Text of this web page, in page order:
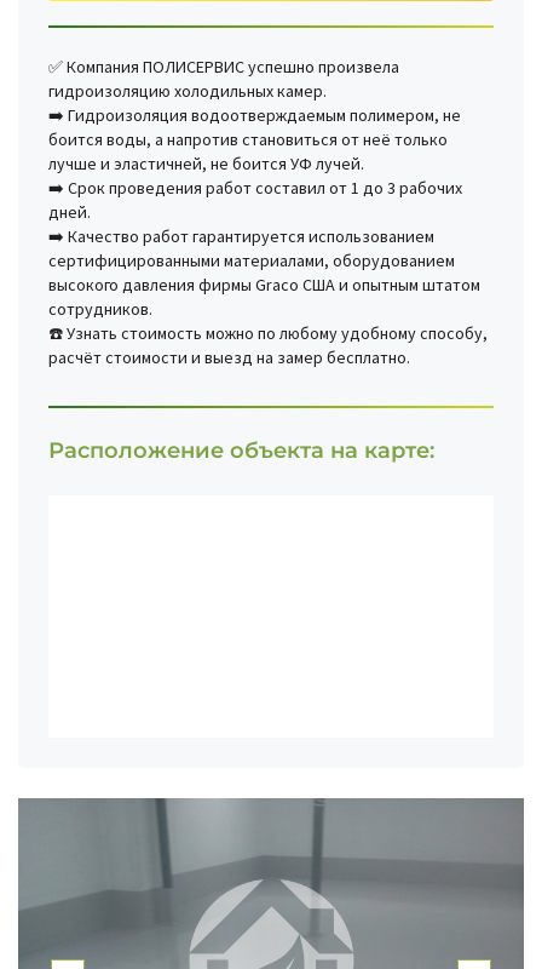
✅ Компания ПОЛИСЕРВИС успешно произвела
гидроизоляцию холодильных камер.
➡️ Гидроизоляция водоотверждаемым полимером, не
боится воды, а напротив становиться от неё только
лучше и эластичней, не боится УФ лучей.
➡️ Срок проведения работ составил от 1 до 3 рабочих
дней.
➡️ Качество работ гарантируется использованием
сертифицированными материалами, оборудованием
высокого давления фирмы Graco США и опытным штатом
сотрудников.
☎️ Узнать стоимость можно по любому удобному способу,
расчёт стоимости и выезд на замер бесплатно.
Расположение объекта на карте: